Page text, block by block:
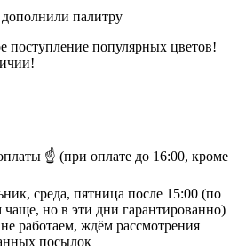
дополнили палитру
поступление популярных цветов!
☝️ (при оплате до 16:00, кроме
среда, пятница после 15:00 (по
но в эти дни гарантированно)
работаем, ждём рассмотрения
посылок